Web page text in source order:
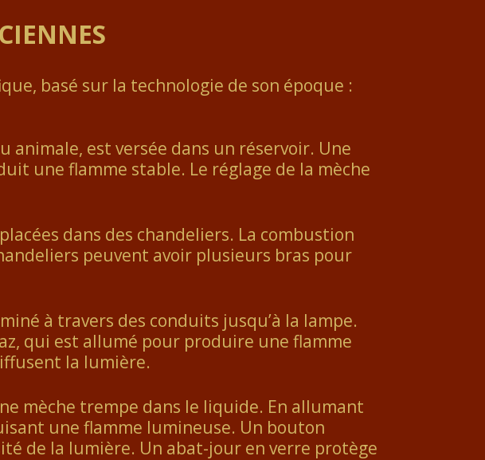
basé sur la technologie de son époque :
animale, est versée dans un réservoir. Une
une flamme stable. Le réglage de la mèche
dans des chandeliers. La combustion
peuvent avoir plusieurs bras pour
à travers des conduits jusqu’à la lampe.
qui est allumé pour produire une flamme
la lumière.
mèche trempe dans le liquide. En allumant
une flamme lumineuse. Un bouton
de la lumière. Un abat-jour en verre protège